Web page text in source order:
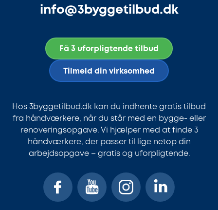
info@3byggetilbud.dk
Få 3 uforpligtende tilbud
Tilmeld din virksomhed
Hos 3byggetilbud.dk kan du indhente gratis tilbud
fra håndværkere, når du står med en bygge- eller
renoveringsopgave. Vi hjælper med at finde 3
håndværkere, der passer til lige netop din
arbejdsopgave – gratis og uforpligtende.